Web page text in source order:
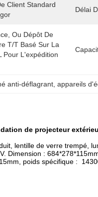
Client Standard
Délai
Ou Dépôt De
T/T Basé Sur La
Pour L'expédition
anti-déflagrant , appareils
de projecteur
lentille de verre trempé,
Dimension :
poids spécifique :